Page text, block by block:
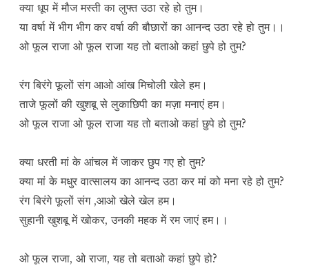
क्या धूप में मौज मस्ती का लुफ्त उठा रहे हो तुम।
या वर्षा में भीग भीग कर वर्षा की बौछारों का आनन्द उठा रहे हो तुम।।
ओ फूल राजा ओ फूल राजा यह तो बताओ कहां छुपे हो तुम?
रंग बिरंगे फूलों संग आओ आंख मिचोली खेले हम।
ताजे फूलों की खुशबू से लुकाछिपी का मज़ा मनाएं हम।
ओ फूल राजा ओ फूल राजा यह तो बताओ कहां छुपे हो तुम?
क्या धरती मां के आंचल में जाकर छुप गए हो तुम?
क्या मां के मधुर वात्सालय का आनन्द उठा कर मां को मना रहे हो तुम?
रंग बिरंगे फूलों संग ,आओ खेले खेल हम।
सुहानी खुशबू में खोकर, उनकी महक में रम जाएं हम।।
ओ फूल राजा, ओ राजा, यह तो बताओ कहां छुपे हो?